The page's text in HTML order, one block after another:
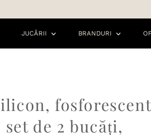
JUCĂRII BRANDURI
de 2 bucăți,